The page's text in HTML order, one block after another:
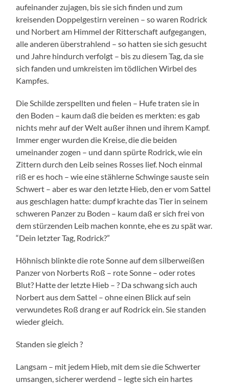
aufeinander zujagen, bis sie sich finden und zum
kreisenden Doppelgestirn vereinen – so waren Rodrick
und Norbert am Himmel der Ritterschaft aufgegangen,
alle anderen überstrahlend – so hatten sie sich gesucht
und Jahre hindurch verfolgt – bis zu diesem Tag, da sie
sich fanden und umkreisten im tödlichen Wirbel des
Kampfes.
Die Schilde zerspellten und fielen – Hufe traten sie in
den Boden – kaum daß die beiden es merkten: es gab
nichts mehr auf der Welt außer ihnen und ihrem Kampf.
Immer enger wurden die Kreise, die die beiden
umeinander zogen – und dann spürte Rodrick, wie ein
Zittern durch den Leib seines Rosses lief. Noch einmal
riß er es hoch – wie eine stählerne Schwinge sauste sein
Schwert – aber es war den letzte Hieb, den er vom Sattel
aus geschlagen hatte: dumpf krachte das Tier in seinem
schweren Panzer zu Boden – kaum daß er sich frei von
dem stürzenden Leib machen konnte, ehe es zu spät war.
“Dein letzter Tag, Rodrick?”
Höhnisch blinkte die rote Sonne auf dem silberweißen
Panzer von Norberts Roß – rote Sonne – oder rotes
Blut? Hatte der letzte Hieb – ? Da schwang sich auch
Norbert aus dem Sattel – ohne einen Blick auf sein
verwundetes Roß drang er auf Rodrick ein. Sie standen
wieder gleich.
Standen sie gleich ?
Langsam – mit jedem Hieb, mit dem sie die Schwerter
umsangen, sicherer werdend – legte sich ein hartes